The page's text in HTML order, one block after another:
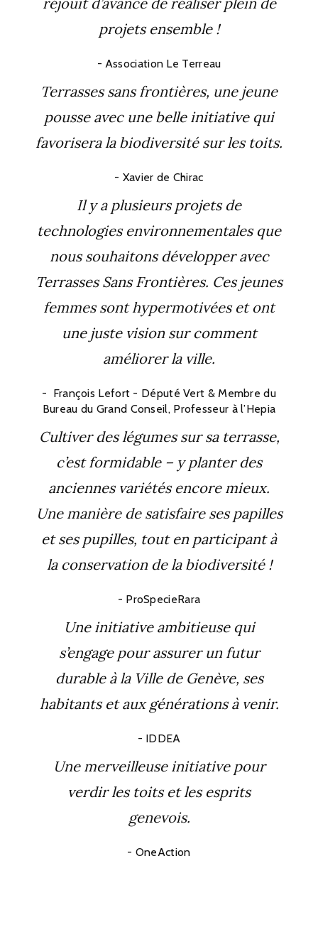
projets ensemble !
Association Le Terreau
Terrasses sans frontières, une jeune
pousse avec une belle initiative qui
favorisera la biodiversité sur les toits.
Xavier de Chirac
Il y a plusieurs projets de
technologies environnementales que
nous souhaitons développer avec
Terrasses Sans Frontières. Ces jeunes
femmes sont hypermotivées et ont
une juste vision sur comment
améliorer la ville.
François Lefort - Député Vert & Membre du
Bureau du Grand Conseil, Professeur à l’Hepia
Cultiver des légumes sur sa terrasse,
c’est formidable – y planter des
anciennes variétés encore mieux.
Une manière de satisfaire ses papilles
et ses pupilles, tout en participant à
la conservation de la biodiversité !
ProSpecieRara
Une initiative ambitieuse qui
s’engage pour assurer un futur
durable à la Ville de Genève, ses
habitants et aux générations à venir.
IDDEA
Une merveilleuse initiative pour
verdir les toits et les esprits
genevois.
OneAction